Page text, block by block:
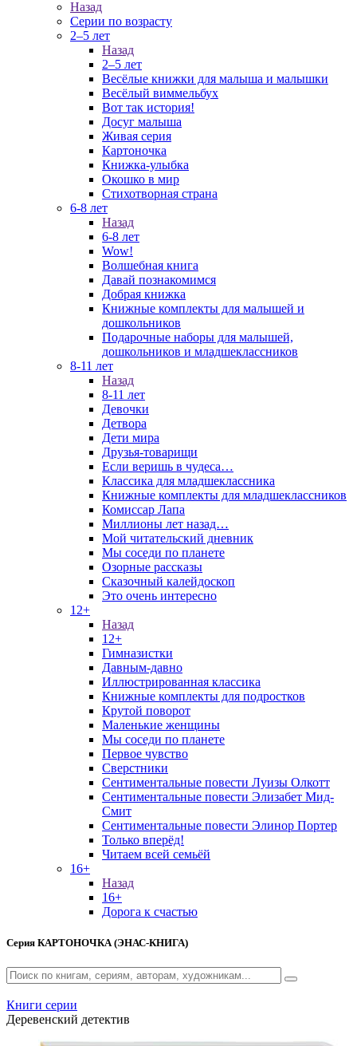
Назад
Серии по возрасту
2–5 лет
Назад
2–5 лет
Весёлые книжки для малыша и малышки
Весёлый виммельбух
Вот так история!
Досуг малыша
Живая серия
Картоночка
Книжка-улыбка
Окошко в мир
Стихотворная страна
6-8 лет
Назад
6-8 лет
Wow!
Волшебная книга
Давай познакомимся
Добрая книжка
Книжные комплекты для малышей и
дошкольников
Подарочные наборы для малышей,
дошкольников и младшеклассников
8-11 лет
Назад
8-11 лет
Девочки
Детвора
Дети мира
Друзья-товарищи
Если веришь в чудеса…
Классика для младшеклассника
Книжные комплекты для младшеклассников
Комиссар Лапа
Миллионы лет назад…
Мой читательский дневник
Мы соседи по планете
Озорные рассказы
Сказочный калейдоскоп
Это очень интересно
12+
Назад
12+
Гимназистки
Давным-давно
Иллюстрированная классика
Книжные комплекты для подростков
Крутой поворот
Маленькие женщины
Мы соседи по планете
Первое чувство
Сверстники
Сентиментальные повести Луизы Олкотт
Сентиментальные повести Элизабет Мид-
Смит
Сентиментальные повести Элинор Портер
Только вперёд!
Читаем всей семьёй
16+
Назад
16+
Дорога к счастью
Серия КАРТОНОЧКА (ЭНАС-КНИГА)
Книги серии
Деревенский детектив